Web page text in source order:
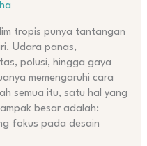
tropis punya tantangan
Udara panas,
polusi, hingga gaya
memengaruhi cara
semua itu, satu hal yang
besar adalah:
fokus pada desain